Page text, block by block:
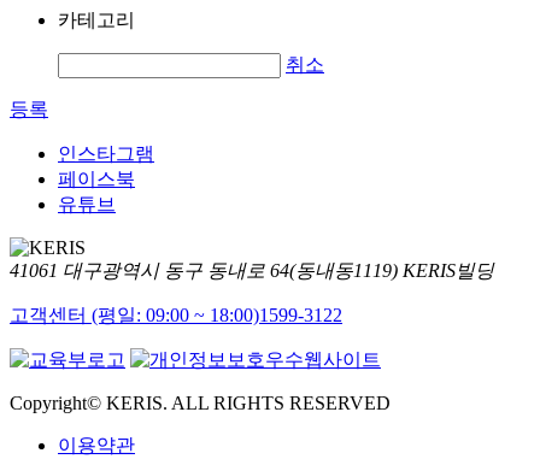
카테고리
취소
등록
인스타그램
페이스북
유튜브
41061 대구광역시 동구 동내로 64(동내동1119) KERIS빌딩
고객센터 (평일: 09:00 ~ 18:00)1599-3122
Copyright© KERIS. ALL RIGHTS RESERVED
이용약관